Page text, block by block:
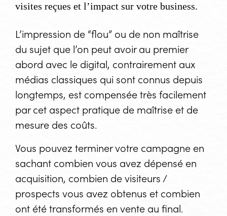
visites reçues et l’impact sur votre business.
L’impression de “flou” ou de non maîtrise
du sujet que l’on peut avoir au premier
abord avec le digital, contrairement aux
médias classiques qui sont connus depuis
longtemps, est compensée très facilement
par cet aspect pratique de maîtrise et de
mesure des coûts.
Vous pouvez terminer votre campagne en
sachant combien vous avez dépensé en
acquisition, combien de visiteurs /
prospects vous avez obtenus et combien
ont été transformés en vente au final.